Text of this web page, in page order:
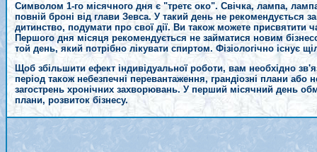
Символом 1-го місячного дня є "третє око". Свічка, лампа,
повній броні від глави Зевса. У такий день не
дитинство, подумати про свої дії. Ви також можете присвятити
Першого дня місяця рекомендується не займатися новим
той день, який потрібно лікувати спиртом. Фізіологічно існує
Щоб збільшити ефект індивідуальної роботи, вам необхідно
період також небезпечні перевантаження, грандіозні плани або
загострень хронічних захворювань. У перший місячний день
плани, розвиток бізнесу.